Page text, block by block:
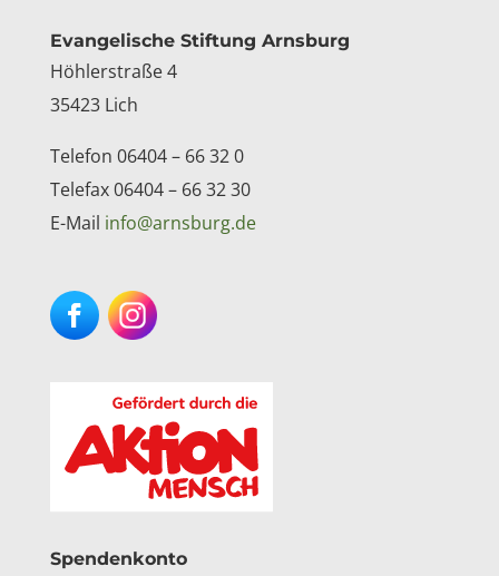
Kontakt
Evangelische Stiftung Arnsburg
Höhlerstraße 4
35423 Lich
Telefon 06404 – 66 32 0
Telefax 06404 – 66 32 30
E-Mail info@arnsburg.de
Spendenkonto